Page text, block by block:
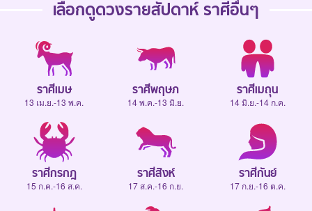
เลือกดูดวงรายสัปดาห์ ราศีอื่นๆ
ราศีเมษ
13 เม.ย.-13 พ.ค.
ราศีพฤษภ
14 พ.ค.-13 มิ.ย.
ราศีเมถุน
14 มิ.ย.-14 ก.ค.
ราศีกรกฎ
15 ก.ค.-16 ส.ค.
ราศีสิงห์
17 ส.ค.-16 ก.ย.
ราศีกันย์
17 ก.ย.-16 ต.ค.